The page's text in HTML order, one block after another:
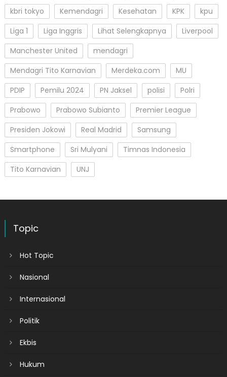
kbri tokyo
Kemendagri Kesehatan KPK
kpu
Liga 1
Liga Inggris Lihat Selengkapnya
Liverpool
Manchester United
mendagri
Mendagri Tito Karnavian
Merdeka.com
MU
PDIP
Pemilu 2024 PN Jaksel polisi
Polri
Prabowo
Prabowo Subianto
Premier League
Presiden Jokowi
Real Madrid
Samsung
Smartphone
Sri Mulyani
Timnas Indonesia
Tito Karnavian
UNJ
Topic
Hot Topic
Nasional
Internasional
Politik
Ekbis
Hukum